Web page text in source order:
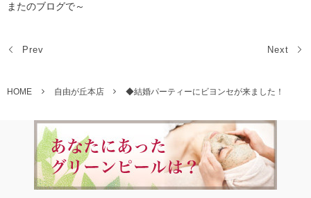
またのブログで～
Prev Next
HOME 自由が丘本店 ◆結婚パーティーにビヨンセが来ました！